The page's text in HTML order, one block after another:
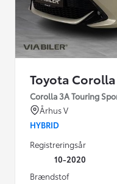
Toyota Corolla
Corolla 3A Touring
Århus V
HYBRID
Registreringsår
10-2020
Brændstof